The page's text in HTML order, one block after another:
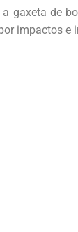
gaxeta de
impactos e